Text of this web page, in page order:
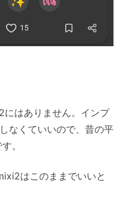
はありません。インプ
なくていいので、昔の平
。
はこのままでいいと